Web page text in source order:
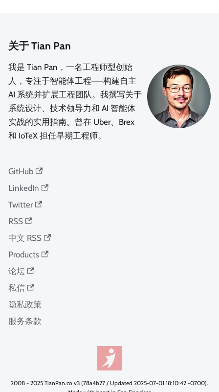
关于 Tian Pan
我是 Tian Pan，一名工程师型创始
人，专注于智能体工程——构建自主
AI 系统并扩展工程团队。我撰写关于
系统设计、技术领导力和 AI 智能体
实战的实用指南。曾在 Uber、Brex
和 IoTeX 担任早期工程师。
GitHub
LinkedIn
Twitter
RSS
中文 RSS
Products
论坛
私信
隐私政策
服务条款
2008 - 2025 TianPan.co v3 (78a4b27 / Updated 2025-07-01 18:10:42 -0700).